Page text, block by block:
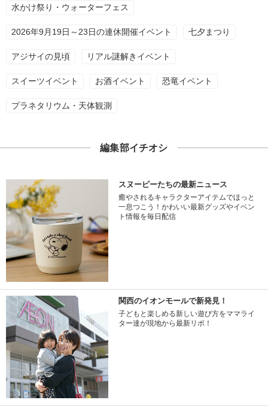
水かけ祭り・ウォーターフェス
2026年9月19日～23日の連休開催イベント 七夕まつり
アジサイの見頃 リアル謎解きイベント
スイーツイベント お酒イベント 恐竜イベント
プラネタリウム・天体観測
編集部イチオシ
スヌーピーたちの最新ニュース
癒やされるキャラクターアイテムでほっと
一息つこう！かわいい最新グッズやイベン
ト情報を毎日配信
関西のイオンモールで新発見！
子どもと楽しめる新しい遊び方をママライ
ター達が現地から最新リポ！